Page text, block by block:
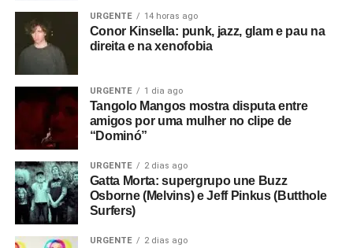
URGENTE 14 horas ago
Conor Kinsella: punk, jazz, glam e pau na
direita e na xenofobia
URGENTE 1 dia ago
Tangolo Mangos mostra disputa entre
amigos por uma mulher no clipe de
“Dominó”
URGENTE 2 dias ago
Gatta Morta: supergrupo une Buzz
Osborne (Melvins) e Jeff Pinkus (Butthole
Surfers)
URGENTE 2 dias ago